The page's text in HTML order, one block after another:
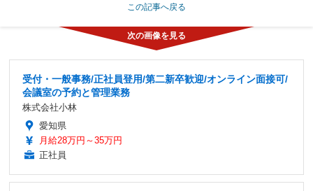
この記事へ戻る
受付・一般事務/正社員登用/第二新卒歓迎/オンライン面接可/
会議室の予約と管理業務
株式会社小林
愛知県
月給28万円～35万円
正社員